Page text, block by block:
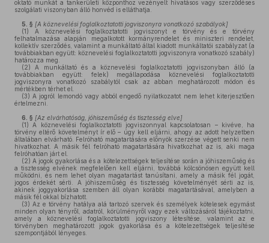
oktató munkát a tankerületi központhoz vezényelt hivatásos vagy szerződéses
szolgálati viszonyban álló honvéd is elláthatja.
5. § [A köznevelési foglalkoztatotti jogviszonyra vonatkozó szabályok]
(1) A köznevelési foglalkoztatotti jogviszonyt e törvény és e törvény
felhatalmazása alapján megalkotott kormányrendelet és miniszteri rendelet,
kollektív szerződés, valamint a munkáltató által kiadott munkáltatói szabályzat (a
továbbiakban együtt: köznevelési foglalkoztatotti jogviszonyra vonatkozó szabály)
határozza meg.
(2) A munkáltató és a köznevelési foglalkoztatotti jogviszonyban álló (a
továbbiakban együtt: felek) megállapodása köznevelési foglalkoztatotti
jogviszonyra vonatkozó szabálytól csak az abban meghatározott módon és
mértékben térhet el.
(3) A jogról lemondó vagy abból engedő nyilatkozatot nem lehet kiterjesztően
értelmezni.
6. § [Az elvárhatóság, jóhiszeműség és tisztesség elve]
(1) A köznevelési foglalkoztatotti jogviszonnyal kapcsolatosan – kivéve, ha
törvény eltérő követelményt ír elő – úgy kell eljárni, ahogy az adott helyzetben
általában elvárható. Felróható magatartására előnyök szerzése végett senki nem
hivatkozhat. A másik fél felróható magatartására hivatkozhat az is, aki maga
felróhatóan járt el.
(2) A jogok gyakorlása és a kötelezettségek teljesítése során a jóhiszeműség és
a tisztesség elvének megfelelően kell eljárni, továbbá kölcsönösen együtt kell
működni, és nem lehet olyan magatartást tanúsítani, amely a másik fél jogát,
jogos érdekét sérti. A jóhiszeműség és tisztesség követelményét sérti az is,
akinek joggyakorlása szemben áll olyan korábbi magatartásával, amelyben a
másik fél okkal bízhatott.
(3) Az e törvény hatálya alá tartozó szervek és személyek kötelesek egymást
minden olyan tényről, adatról, körülményről vagy ezek változásáról tájékoztatni,
amely a köznevelési foglalkoztatotti jogviszony létesítése, valamint az e
törvényben meghatározott jogok gyakorlása és a kötelezettségek teljesítése
szempontjából lényeges.